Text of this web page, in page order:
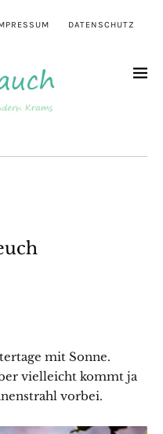
DATENSCHUTZ
mit Sonne.
vielleicht kommt ja
vorbei.